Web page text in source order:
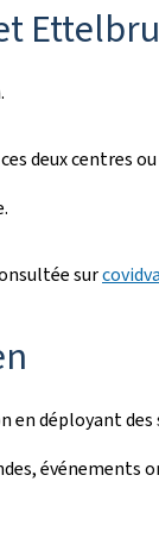
deux centres
sur
déployant
événements